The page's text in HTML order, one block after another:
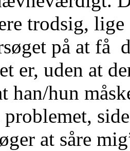
trodsig, lige
på at få
er, uden at
han/hun
at såre